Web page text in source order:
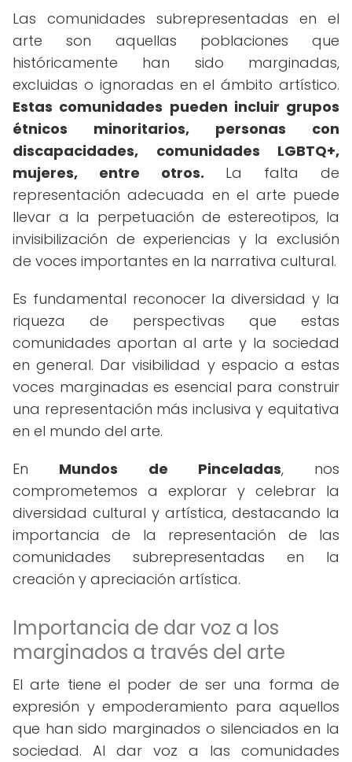
Las comunidades subrepresentadas en el
arte son aquellas poblaciones que
históricamente han sido marginadas,
excluidas o ignoradas en el ámbito artístico.
Estas comunidades pueden incluir grupos
étnicos minoritarios, personas con
discapacidades, comunidades LGBTQ+,
mujeres, entre otros. La falta de
representación adecuada en el arte puede
llevar a la perpetuación de estereotipos, la
invisibilización de experiencias y la exclusión
de voces importantes en la narrativa cultural.
Es fundamental reconocer la diversidad y la
riqueza de perspectivas que estas
comunidades aportan al arte y la sociedad
en general. Dar visibilidad y espacio a estas
voces marginadas es esencial para construir
una representación más inclusiva y equitativa
en el mundo del arte.
En Mundos de Pinceladas, nos
comprometemos a explorar y celebrar la
diversidad cultural y artística, destacando la
importancia de la representación de las
comunidades subrepresentadas en la
creación y apreciación artística.
Importancia de dar voz a los
marginados a través del arte
El arte tiene el poder de ser una forma de
expresión y empoderamiento para aquellos
que han sido marginados o silenciados en la
sociedad. Al dar voz a las comunidades